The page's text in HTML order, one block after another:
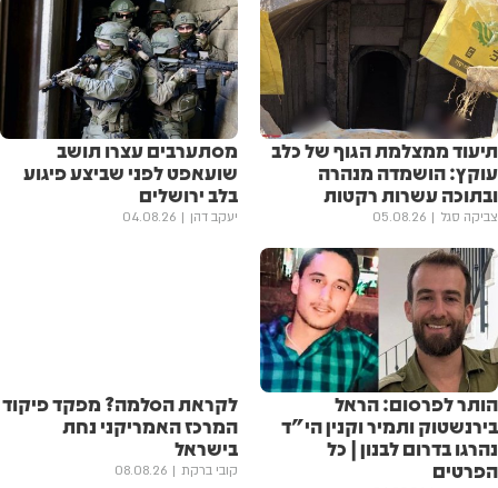
תיעוד ממצלמת הגוף של כלב
עוקץ: הושמדה מנהרה
ובתוכה עשרות רקטות
צביקה סגל 05.08.26
מסתערבים עצרו תושב
שועאפט לפני שביצע פיגוע
בלב ירושלים
יעקב דהן 04.08.26
הותר לפרסום: הראל
בירנשטוק ותמיר וקנין הי"ד
נהרגו בדרום לבנון | כל
הפרטים
לקראת הסלמה? מפקד פיקוד
המרכז האמריקני נחת
בישראל
קובי ברקת 08.08.26